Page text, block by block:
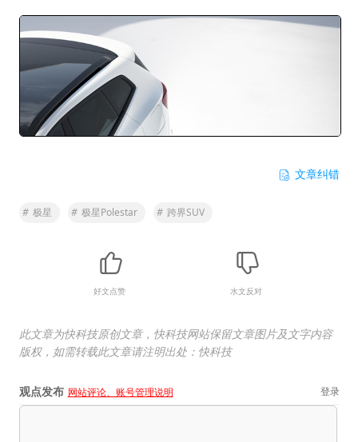
文章纠错
# 极星 # 极星Polestar # 跨界SUV
好文点赞 水文反对
此文章为快科技原创文章，快科技网站保留文章图片及文字内容
版权，如需转载此文章请注明出处：快科技
观点发布 网站评论、账号管理说明 登录